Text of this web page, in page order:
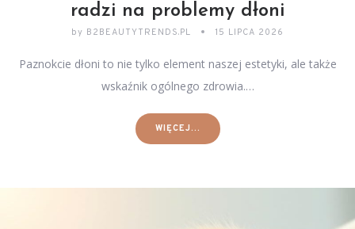
radzi na problemy dłoni
by B2BEAUTYTRENDS.PL 15 LIPCA 2026
Paznokcie dłoni to nie tylko element naszej estetyki, ale także
wskaźnik ogólnego zdrowia.…
WIĘCEJ...